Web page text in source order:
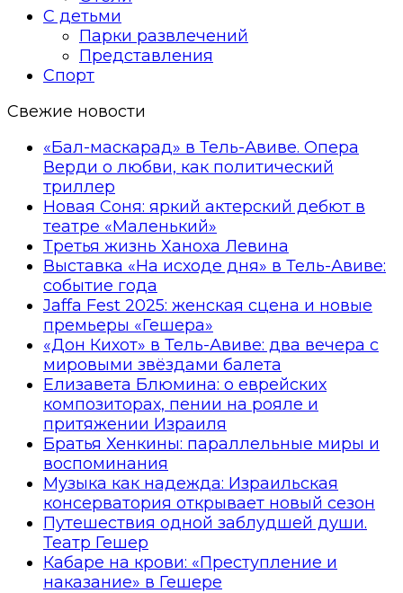
С детьми
Парки развлечений
Представления
Спорт
Свежие новости
«Бал-маскарад» в Тель-Авиве. Опера
Верди о любви, как политический
триллер
Новая Соня: яркий актерский дебют в
театре «Маленький»
Третья жизнь Ханоха Левина
Выставка «На исходе дня» в Тель-Авиве:
событие года
Jaffa Fest 2025: женская сцена и новые
премьеры «Гешера»
«Дон Кихот» в Тель-Авиве: два вечера с
мировыми звёздами балета
Елизавета Блюмина: о еврейских
композиторах, пении на рояле и
притяжении Израиля
Братья Хенкины: параллельные миры и
воспоминания
Музыка как надежда: Израильская
консерватория открывает новый сезон
Путешествия одной заблудшей души.
Театр Гешер
Кабаре на крови: «Преступление и
наказание» в Гешере